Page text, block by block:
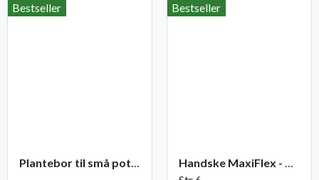
Bestseller
Plantebor til små potter
Bestseller
Handske MaxiFlex - Ultimate